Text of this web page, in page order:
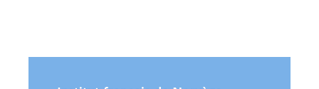
Campus France Norge på reise i